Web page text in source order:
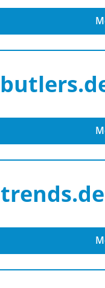
trends.de